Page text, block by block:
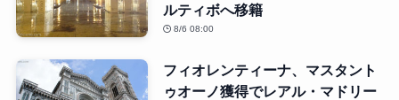
ルティボへ移籍
8/6 08:00
フィオレンティーナ、マスタント
ゥオーノ獲得でレアル・マドリー